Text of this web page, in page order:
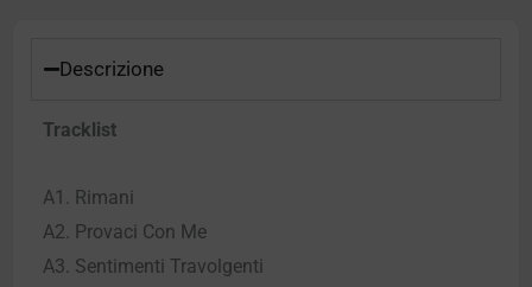
Descrizione
Tracklist
A1. Rimani
A2. Provaci Con Me
A3. Sentimenti Travolgenti